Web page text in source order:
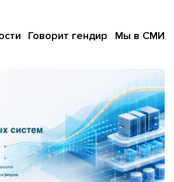
Говорит гендир Мы в СМИ